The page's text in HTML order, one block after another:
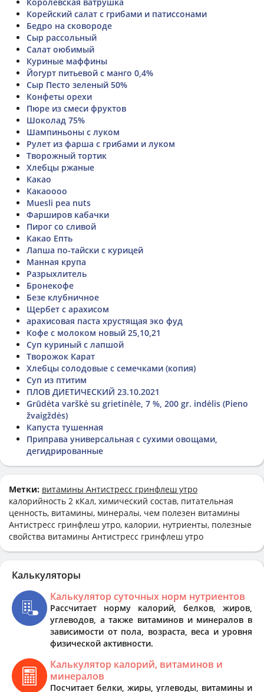
Корейский салат с грибами и патиссонами
Бедро на сковороде
Сыр рассольный
Салат оюбимый
Куриные маффины
Йогурт питьевой с манго 0,4%
Сыр Песто зеленый 50%
Конфеты орехи
Пюре из смеси фруктов
Шоколад 75%
Шампиньоны с луком
Рулет из фарша с грибами и луком
Творожный тортик
Хлебцы ржаные
Какао
Какаоооо
Muesli pea nuts
Фарширов кабачки
Пирог со сливой
Какао Епть
Лапша по-тайски с курицей
Манная крупа
Разрыхлитель
Бронекофе
Безе клубничное
Щербет с арахисом
арахисовая паста хрустящая эко фуд
Кофе с молоком новый 25,10,21
Суп куриный с лапшой
Творожок Карат
Хлебцы солодовые с семечками (копия)
Суп из птитим
ПЛОВ ДИЕТИЧЕСКИЙ 23.10.2021
Grūdėta varškė su grietinėle, 7 %, 200 gr. indėlis (Pieno
žvaigždės)
Капуста тушенная
Приправа универсальная с сухими овощами,
дегидрированные
Метки: витамины Антистресс гринфлеш утро
калорийность 2 кКал, химический состав, питательная
ценность, витамины, минералы, чем полезен витамины
Антистресс гринфлеш утро, калории, нутриенты, полезные
свойства витамины Антистресс гринфлеш утро
Калькуляторы
Калькулятор суточных норм нутриентов
Рассчитает норму калорий, белков, жиров,
углеводов, а также витаминов и минералов в
зависимости от пола, возраста, веса и уровня
физической активности.
Калькулятор калорий, витаминов и
минералов
Посчитает белки, жиры, углеводы, витамины и